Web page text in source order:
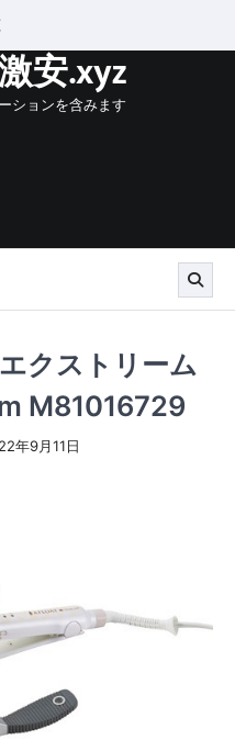
安.xyz
ションを含みます
クストリーム
M81016729
年9月11日